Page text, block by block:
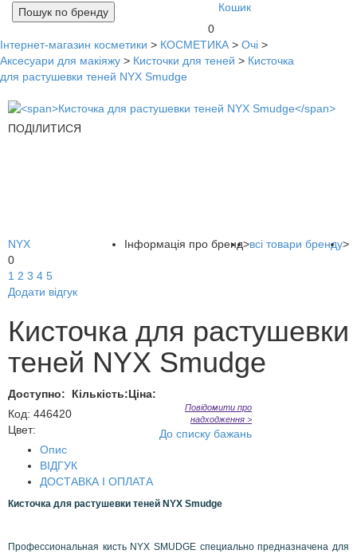
Кошик
0
Пошук по бренду
Інтернет-магазин косметики > КОСМЕТИКА > Очі >
Аксесуари для макіяжу > Кисточки для теней > Кисточка
для растушевки теней NYX Smudge
ПОДІЛИТИСЯ
Інформація про бренд>всі товари бренду>
NYX
0
1 2 3 4 5
Додати відгук
Кисточка для растушевки
теней NYX Smudge
Доступно: Кількість:Ціна:
Код: 446420
Цвет:
Повідомити про
надходження >
До списку бажань
Опис
ВІДГУК
ДОСТАВКА І ОПЛАТА
Кисточка для растушевки теней NYX Smudge
Профессиональная кисть NYX SMUDGE специально предназначена для